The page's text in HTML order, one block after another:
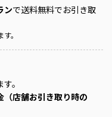
ンで送料無料でお引き取
。
。
（店舗お引き取り時の